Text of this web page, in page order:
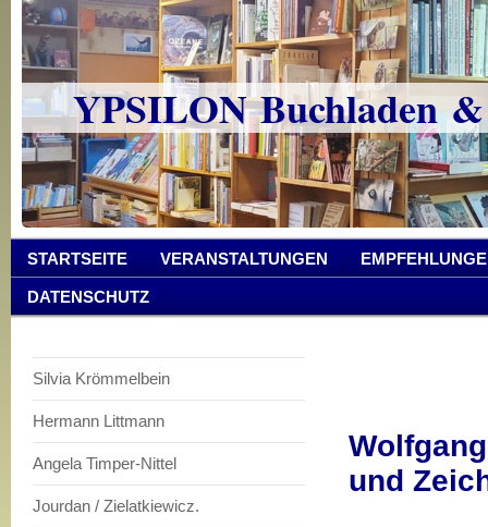
YPSILON Buchladen
STARTSEITE VERANSTALTUNGEN
DATENSCHUTZ
Silvia Krömmelbein
Hermann Littmann
Angela Timper-Nittel
Jourdan / Zielatkiewicz.
und